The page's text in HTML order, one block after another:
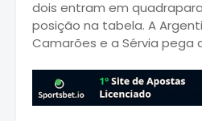
dois entram em
posição na tabela. A
Camarões e a Sérvia pega